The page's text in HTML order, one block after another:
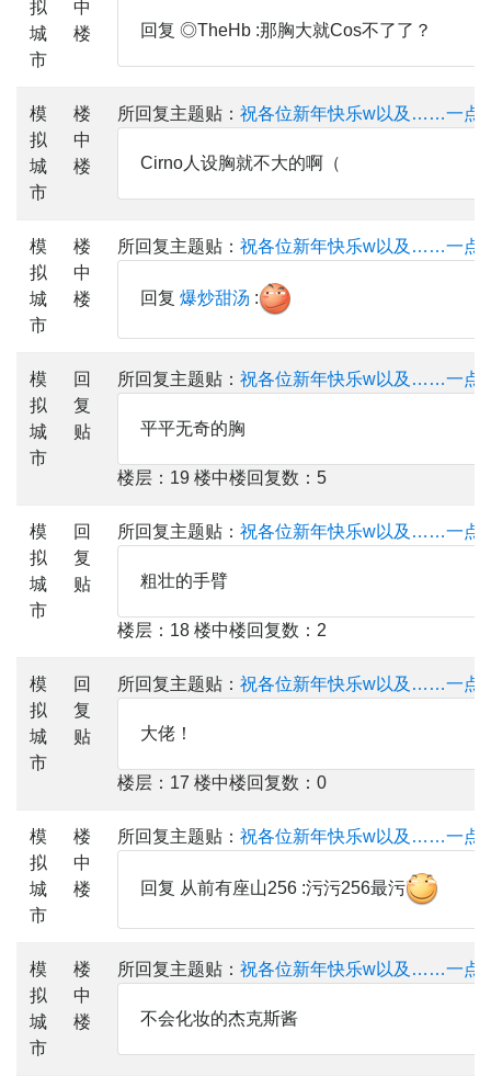
拟
城
市
中
楼
回复 ◎TheHb :那胸大就Cos不了了？
模
拟
城
市
楼
中
楼
所回复主题贴： 祝各位新年快乐w以及……一点
Cirno人设胸就不大的啊（
模
拟
城
市
楼
中
楼
所回复主题贴： 祝各位新年快乐w以及……一点
回复 爆炒甜汤 :
模
拟
城
市
回
复
贴
所回复主题贴： 祝各位新年快乐w以及……一点
平平无奇的胸
楼层：19 楼中楼回复数：5
模
拟
城
市
回
复
贴
所回复主题贴： 祝各位新年快乐w以及……一点
粗壮的手臂
楼层：18 楼中楼回复数：2
模
拟
城
市
回
复
贴
所回复主题贴： 祝各位新年快乐w以及……一点
大佬！
楼层：17 楼中楼回复数：0
模
拟
城
市
楼
中
楼
所回复主题贴： 祝各位新年快乐w以及……一点
回复 从前有座山256 :污污256最污
模
拟
城
市
楼
中
楼
所回复主题贴： 祝各位新年快乐w以及……一点
不会化妆的杰克斯酱